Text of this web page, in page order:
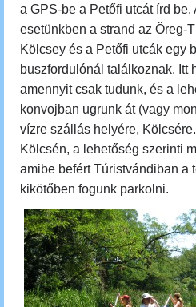
a GPS-be a Petőfi utcát írd be.
esetünkben a strand az Öreg-
Kölcsey és a Petőfi utcák egy
buszfordulónál találkoznak. Itt
amennyit csak tudunk, és a
konvojban ugrunk át (vagy
vízre szállás helyére, Kölcsére.
Kölcsén, a lehetőség szerinti
amibe befért Túristvándiban a
kikötőben fogunk parkolni.